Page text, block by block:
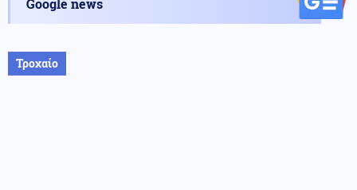
Google news
Τροχαίο